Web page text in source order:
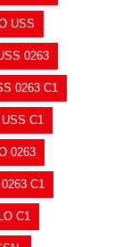
USS
0263
0263 C1
C1
0263
C1
C1